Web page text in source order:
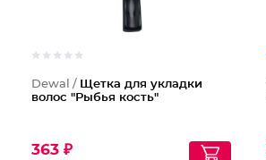
Dewal / Щетка для укладки
волос "Рыбья кость"
363 ₽